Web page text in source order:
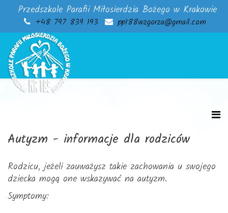
Przedszkole Parafii Miłosierdzia Bożego w Krakowie
+48 797 839 193 pp188wzgorza@gmail.com
Autyzm - informacje dla rodziców
Rodzicu, jeżeli zauważysz takie zachowania u swojego
dziecka mogą one wskazywać na autyzm.
Symptomy: